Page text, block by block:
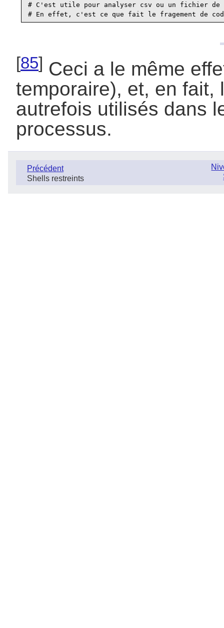
# C'est utile pour analyser csv ou un fichier de
[85] Ceci a le même
temporaire), et, en fait,
autrefois utilisés dans
processus.
Précédent
Shells restreints